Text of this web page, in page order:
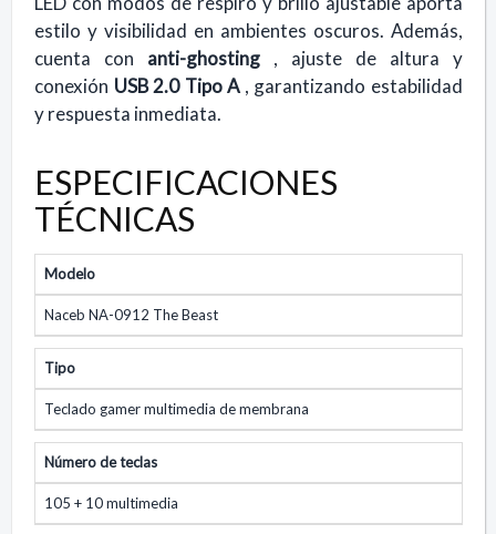
estilo y visibilidad en ambientes oscuros. Además,
cuenta con anti-ghosting , ajuste de altura y
conexión USB 2.0 Tipo A , garantizando estabilidad
y respuesta inmediata.
ESPECIFICACIONES
TÉCNICAS
Modelo
Naceb NA-0912 The Beast
Tipo
Teclado gamer multimedia de membrana
Número de teclas
105 + 10 multimedia